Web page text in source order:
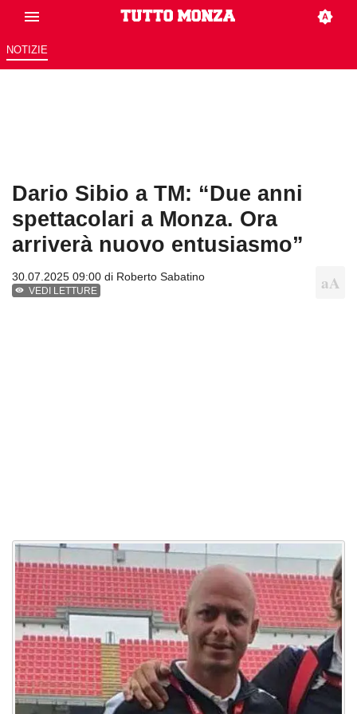
NOTIZIE
Dario Sibio a TM: “Due anni
spettacolari a Monza. Ora
arriverà nuovo entusiasmo”
30.07.2025 09:00 di Roberto Sabatino
VEDI LETTURE